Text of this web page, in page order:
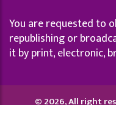
You are requested to
republishing or
it by print, electronic,
© 2026, All right